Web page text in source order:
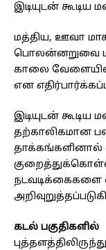
இடியுடன் கூடிய
மத்திய, ஊவா
பொலன்னறுவை
காலை
என
இடியுடன்
தற்காலிகமான
தாக்கங்களினால்
நடவடிக்கைகளை
கடல் பகுதிகளில்